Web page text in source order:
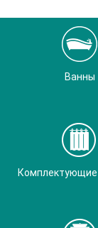
Ванны
Комплектующие